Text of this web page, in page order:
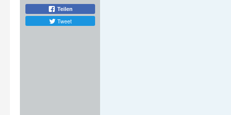
Teilen
Tweet